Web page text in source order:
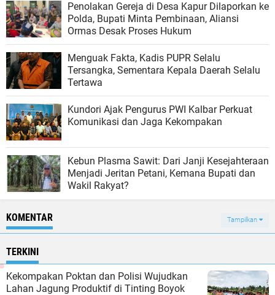
Penolakan Gereja di Desa Kapur Dilaporkan ke
Polda, Bupati Minta Pembinaan, Aliansi
Ormas Desak Proses Hukum
Menguak Fakta, Kadis PUPR Selalu
Tersangka, Sementara Kepala Daerah Selalu
Tertawa
Kundori Ajak Pengurus PWI Kalbar Perkuat
Komunikasi dan Jaga Kekompakan
Kebun Plasma Sawit: Dari Janji Kesejahteraan
Menjadi Jeritan Petani, Kemana Bupati dan
Wakil Rakyat?
KOMENTAR Tampilkan
TERKINI
Kekompakan Poktan dan Polisi Wujudkan
Lahan Jagung Produktif di Tinting Boyok